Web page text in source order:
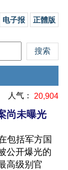
电子报 正體版
人气： 20,904
尚未曝光
包括军方国
公开爆光的
高级别官